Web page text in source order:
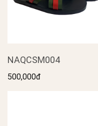
NAQCSM004
500,000đ